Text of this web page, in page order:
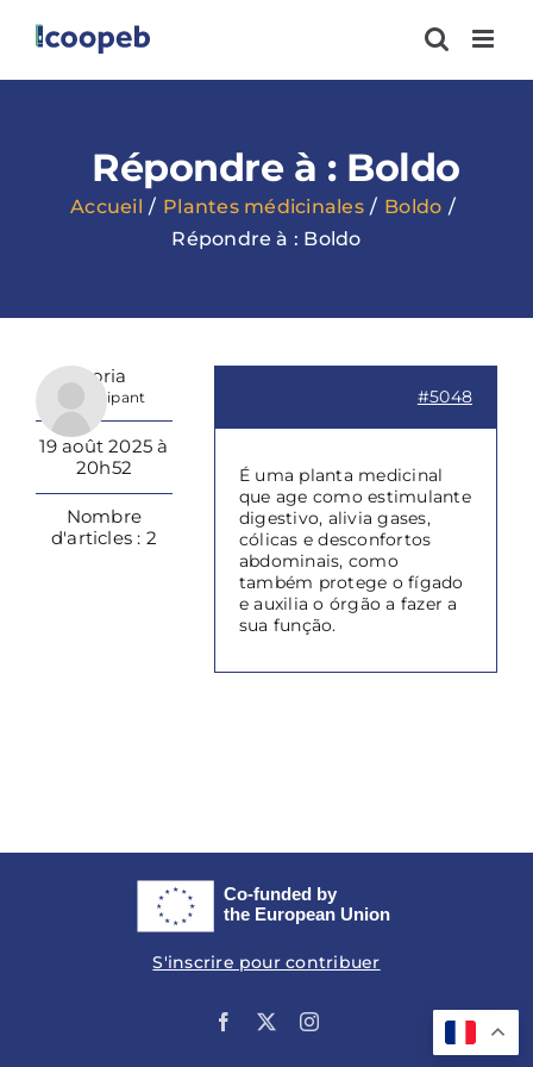
contenu
Répondre à : Boldo
Accueil Plantes médicinales
Boldo
Répondre à : Boldo
Vitoria
Participant
19 août 2025 à
20h52
Nombre
d'articles : 2
#5048
É uma planta medicinal
que age como estimulante
digestivo, alivia gases,
cólicas e desconfortos
abdominais, como
também protege o fígado
e auxilia o órgão a fazer a
sua função.
S'inscrire pour contribuer
Facebook Instagram